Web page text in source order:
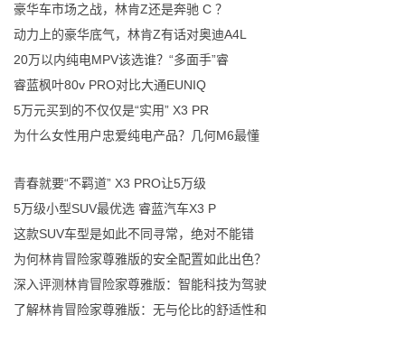
豪华车市场之战，林肯Z还是奔驰 C ？
动力上的豪华底气，林肯Z有话对奥迪A4L
20万以内纯电MPV该选谁？“多面手”睿
睿蓝枫叶80v PRO对比大通EUNIQ
5万元买到的不仅仅是“实用” X3 PR
为什么女性用户忠爱纯电产品？几何M6最懂
青春就要“不羁道” X3 PRO让5万级
5万级小型SUV最优选 睿蓝汽车X3 P
这款SUV车型是如此不同寻常，绝对不能错
为何林肯冒险家尊雅版的安全配置如此出色？
深入评测林肯冒险家尊雅版：智能科技为驾驶
了解林肯冒险家尊雅版：无与伦比的舒适性和